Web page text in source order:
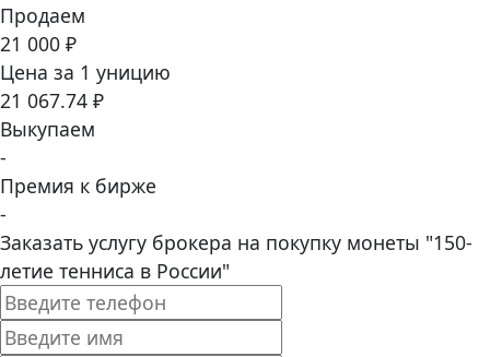
Продаем
21 000 ₽
Цена за 1 уницию
21 067.74 ₽
Выкупаем
-
Премия к бирже
-
Заказать услугу брокера на покупку монеты "150-
летие тенниса в России"